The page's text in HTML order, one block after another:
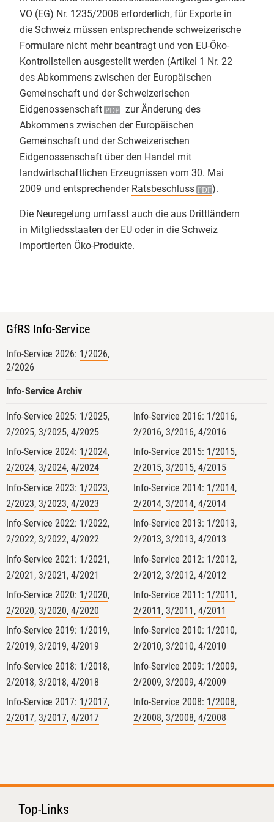
Bei ​Tag 3 des Basislehrgangs Bio-
Kontrolle an derJustus-Liebig-
Universität GiessenmitChristian
Herzigstand heute das
engmaschige Bio-Kontrollsystem
im Mittelpunkt. Den Rahmen dafür
bildete der Vortrag einer
zuständigen Landes-Öko-Behörde
RP Regierungspräsidium Gießen
zu den gesetzlichen Grundlagen
und den Akteuren im deutschen
Bio-Kontrollsystem.
Kontrollrundgänge. Von Bio-
Landwirtschaft über die
Verarbeitung und den Import bis
praktisch angeschaut werden. Der
abschließende Open Space gab
dann für die Teilnehmenden mit
den Freiraum, Fallstricke und Best
Practices aus der Kontrollpraxis
gemeinsam zu diskutieren.
​Ein starkes Format für die
Qualitätssicherung von morgen!
​#Qualitätsmanagement
#BioZertifizierung
Bundesanstalt
für Landwirtschaft und Ernährung
4
Ressourcenschutz mbH
Kontakt
VO (EG) Nr. 1235/2008 erforderlich, für Exporte in
die Schweiz müssen entsprechende schweizerische
Formulare nicht mehr beantragt und von EU-Öko-
Kontrollstellen ausgestellt werden (Artikel 1 Nr. 22
des Abkommens zwischen der Europäischen
Gemeinschaft und der Schweizerischen
Eidgenossenschaft
zur Änderung des
Abkommens zwischen der Europäischen
Gemeinschaft und der Schweizerischen
Eidgenossenschaft über den Handel mit
landwirtschaftlichen Erzeugnissen vom 30. Mai
2009 und entsprechender Ratsbeschluss ).
Die Neuregelung umfasst auch die aus Drittländern
in Mitgliedsstaaten der EU oder in die Schweiz
importierten Öko-Produkte.
GfRS Info-Service
Info-Service 2026: 1/2026,
2/2026
Info-Service Archiv
Info-Service 2025: 1/2025,
2/2025,3/2025,4/2025
Info-Service 2024: 1/2024,
2/2024,3/2024,4/2024
Info-Service 2023: 1/2023,
2/2023,3/2023,4/2023
Info-Service 2022: 1/2022,
2/2022,3/2022,4/2022
Info-Service 2021: 1/2021 ,
2/2021 ,3/2021 ,4/2021
Info-Service 2020: 1/2020,
2/2020,3/2020,4/2020
Info-Service 2019: 1/2019,
2/2019,3/2019,4/2019
Info-Service 2018: 1/2018,
2/2018,3/2018,4/2018
Info-Service 2017: 1/2017,
2/2017,3/2017,4/2017
Info-Service 2016: 1/2016,
2/2016,3/2016,4/2016
Info-Service 2015: 1/2015,
2/2015,3/2015,4/2015
Info-Service 2014: 1/2014,
2/2014,3/2014,4/2014
Info-Service 2013: 1/2013,
2/2013,3/2013,4/2013
Info-Service 2012: 1/2012,
2/2012,3/2012,4/2012
Info-Service 2011: 1/2011 ,
2/2011 ,3/2011 ,4/2011
Info-Service 2010: 1/2010,
2/2010,3/2010,4/2010
Info-Service 2009: 1/2009,
2/2009,3/2009,4/2009
Info-Service 2008: 1/2008,
2/2008,3/2008,4/2008
Top-Links